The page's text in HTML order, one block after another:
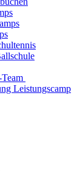
Leistungscamp